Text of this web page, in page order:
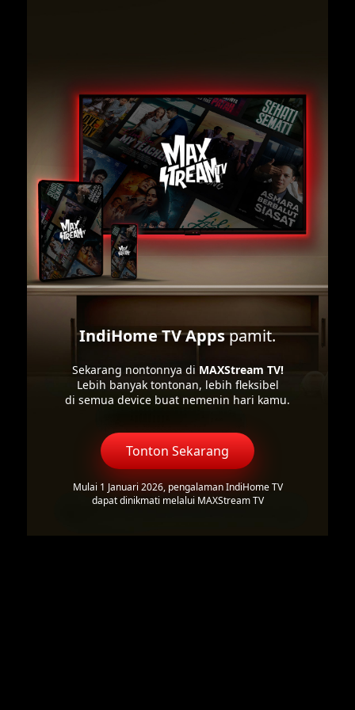
IndiHome TV Appspamit.
Sekarang nontonnya di MAXStream TV!
Lebih banyak tontonan, lebih fleksibel
di semua device buat nemenin hari kamu.
Tonton Sekarang
Mulai 1 Januari 2026, pengalaman IndiHome TV
dapat dinikmati melalui MAXStream TV